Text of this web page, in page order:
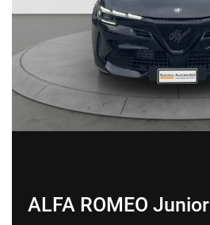
I NOSTRI SERVIZI
AREA COMMERCIANTI
CONTATTI
ALFA ROMEO Junior